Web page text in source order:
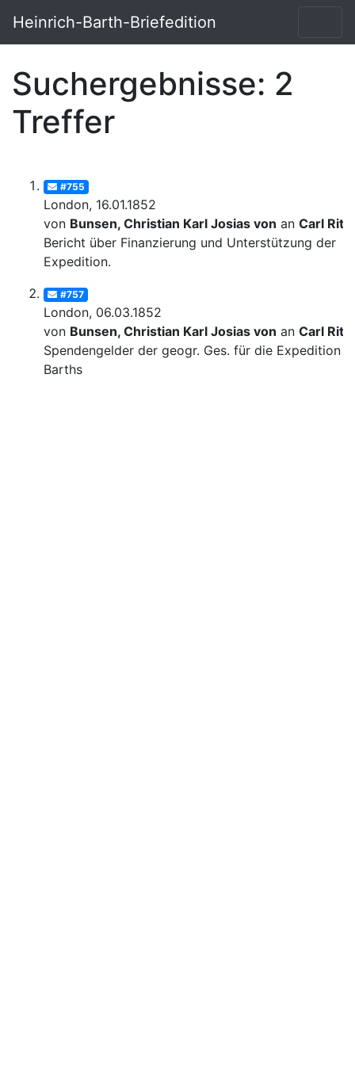
Heinrich-Barth-Briefedition
Suchergebnisse: 2
Treffer
#755
London, 16.01.1852
von Bunsen, Christian Karl Josias von an Carl
Bericht über Finanzierung und Unterstützung der
Expedition.
#757
London, 06.03.1852
von Bunsen, Christian Karl Josias von an Carl
Spendengelder der geogr. Ges. für die Expedition
Barths